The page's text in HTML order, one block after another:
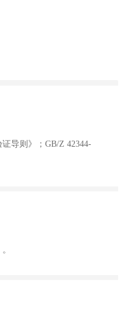
导则》；GB/Z 42344-